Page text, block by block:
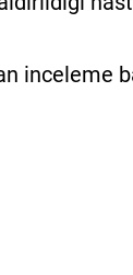
inceleme